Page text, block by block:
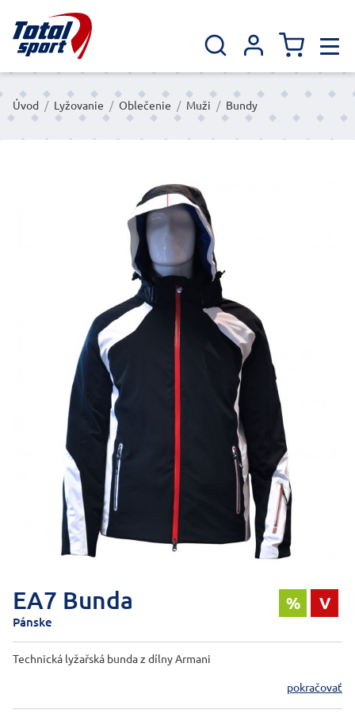
Úvod / Lyžovanie / Oblečenie / Muži / Bundy
EA7 Bunda % V
Pánske
Technická lyžařská bunda z dílny Armani
pokračovať